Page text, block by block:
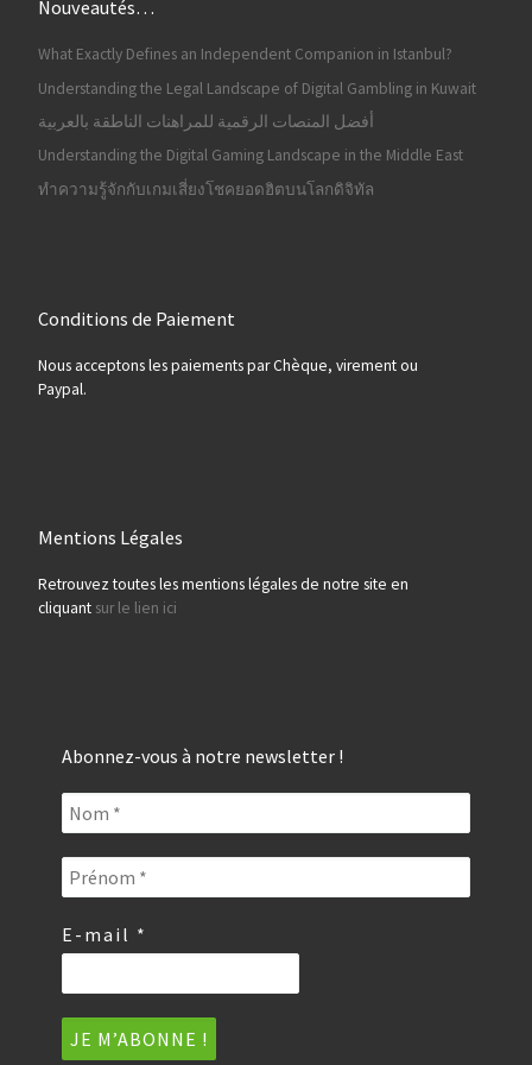
Nouveautés…
What Exactly Defines an Independent Companion in Istanbul?
Understanding the Legal Landscape of Digital Gambling in Kuwait
أفضل المنصات الرقمية للمراهنات الناطقة بالعربية
Understanding the Digital Gaming Landscape in the Middle East
ทำความรู้จักกับเกมเสี่ยงโชคยอดฮิตบนโลกดิจิทัล
Conditions de Paiement
Nous acceptons les paiements par Chèque, virement ou
Paypal.
Mentions Légales
Retrouvez toutes les mentions légales de notre site en
cliquant sur le lien ici
Abonnez-vous à notre newsletter !
E-mail *